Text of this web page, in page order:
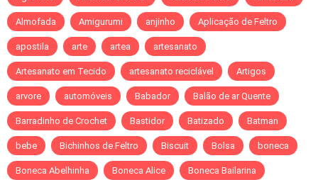
Almofada Amigurumi anjinho Aplicação de Feltro
apostila arte artea artesanato
Artesanato em Tecido artesanato reciclável Artigos
arvore automóveis Babador Balão de ar Quente
Barradinho de Crochet Bastidor Batizado Batman
bebe Bichinhos de Feltro Biscuit Bolsa boneca
Boneca Abelhinha Boneca Alice Boneca Bailarina